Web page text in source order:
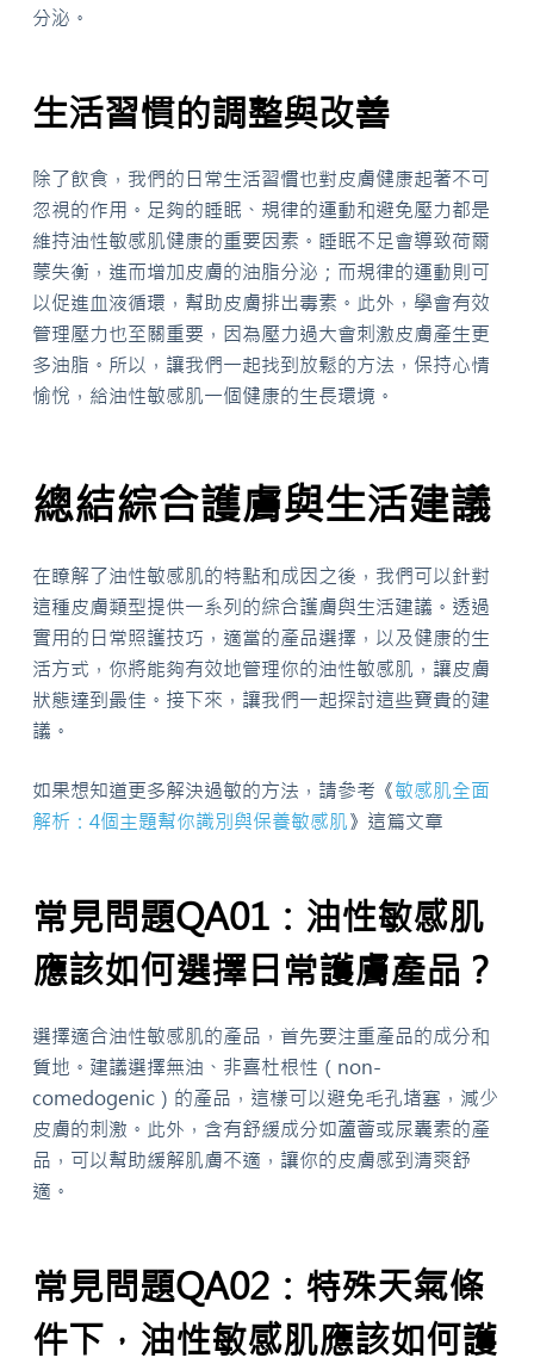
分泌。
生活習慣的調整與改善
除了飲食，我們的日常生活習慣也對皮膚健康起著不可
忽視的作用。足夠的睡眠、規律的運動和避免壓力都是
維持油性敏感肌健康的重要因素。睡眠不足會導致荷爾
蒙失衡，進而增加皮膚的油脂分泌；而規律的運動則可
以促進血液循環，幫助皮膚排出毒素。此外，學會有效
管理壓力也至關重要，因為壓力過大會刺激皮膚產生更
多油脂。所以，讓我們一起找到放鬆的方法，保持心情
愉悅，給油性敏感肌一個健康的生長環境。
總結綜合護膚與生活建議
在瞭解了油性敏感肌的特點和成因之後，我們可以針對
這種皮膚類型提供一系列的綜合護膚與生活建議。透過
實用的日常照護技巧，適當的產品選擇，以及健康的生
活方式，你將能夠有效地管理你的油性敏感肌，讓皮膚
狀態達到最佳。接下來，讓我們一起探討這些寶貴的建
議。
如果想知道更多解決過敏的方法，請參考《敏感肌全面
解析：4個主題幫你識別與保養敏感肌》這篇文章
常見問題QA01：油性敏感肌
應該如何選擇日常護膚產品？
選擇適合油性敏感肌的產品，首先要注重產品的成分和
質地。建議選擇無油、非喜杜根性（non-
comedogenic）的產品，這樣可以避免毛孔堵塞，減少
皮膚的刺激。此外，含有舒緩成分如蘆薈或尿囊素的產
品，可以幫助緩解肌膚不適，讓你的皮膚感到清爽舒
適。
常見問題QA02：特殊天氣條
件下，油性敏感肌應該如何護